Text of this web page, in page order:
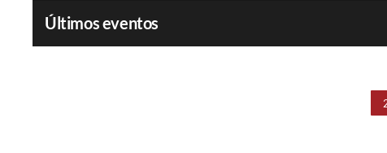
Últimos eventos